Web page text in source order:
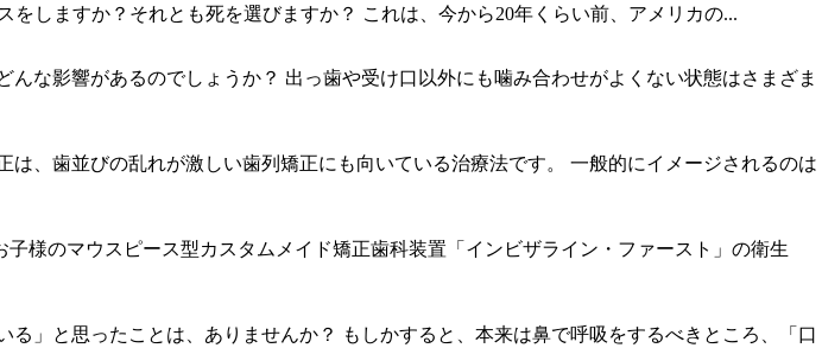
しますか？それとも死を選びますか？ これは、今から20年くらい前、アメリカの...
な影響があるのでしょうか？ 出っ歯や受け口以外にも噛み合わせがよくない状態はさまざま
、歯並びの乱れが激しい歯列矯正にも向いている治療法です。 一般的にイメージされるのは
様のマウスピース型カスタムメイド矯正歯科装置「インビザライン・ファースト」の衛生
」と思ったことは、ありませんか？ もしかすると、本来は鼻で呼吸をするべきところ、「口